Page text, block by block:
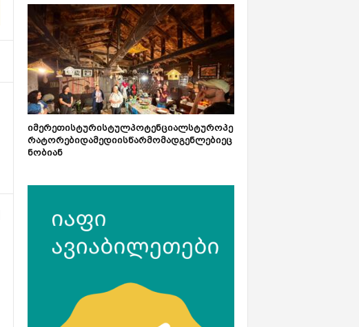
იმერეთისტურისტულპოტენციალსტუროპე
რატორებიდამედიისწარმომადგენლებიეც
ნობიან